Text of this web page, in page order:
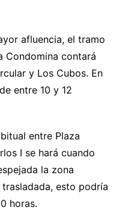
afluencia, el tramo
Condomina contará
y Los Cubos. En
entre 10 y 12
entre Plaza
I se hará cuando
la zona
esto podría
horas.